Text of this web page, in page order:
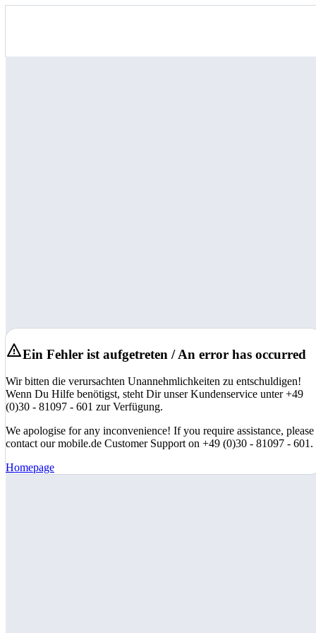
Ein Fehler ist aufgetreten / An error has occurred
Wir bitten die verursachten Unannehmlichkeiten zu entschuldigen!
Wenn Du Hilfe benötigst, steht Dir unser Kundenservice unter +49
(0)30 - 81097 - 601 zur Verfügung.
We apologise for any inconvenience! If you require assistance, please
contact our mobile.de Customer Support on +49 (0)30 - 81097 - 601.
Homepage